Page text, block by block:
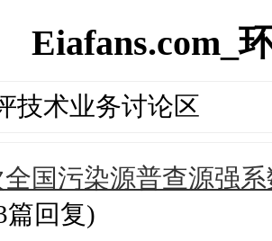
Eiafans.com_
技术业务讨论区
国污染源普查源强
篇回复)